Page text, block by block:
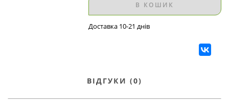
В КОШИК
Доставка 10-21 днів
ВІДГУКИ (0)